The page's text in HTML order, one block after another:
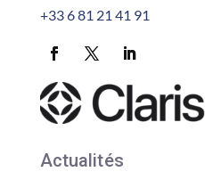
+33 6 81 21 41 91
Actualités